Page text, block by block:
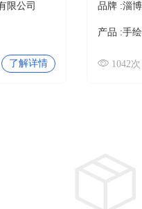
限公司
了解详情
品牌 :淄
产品 :手
1042